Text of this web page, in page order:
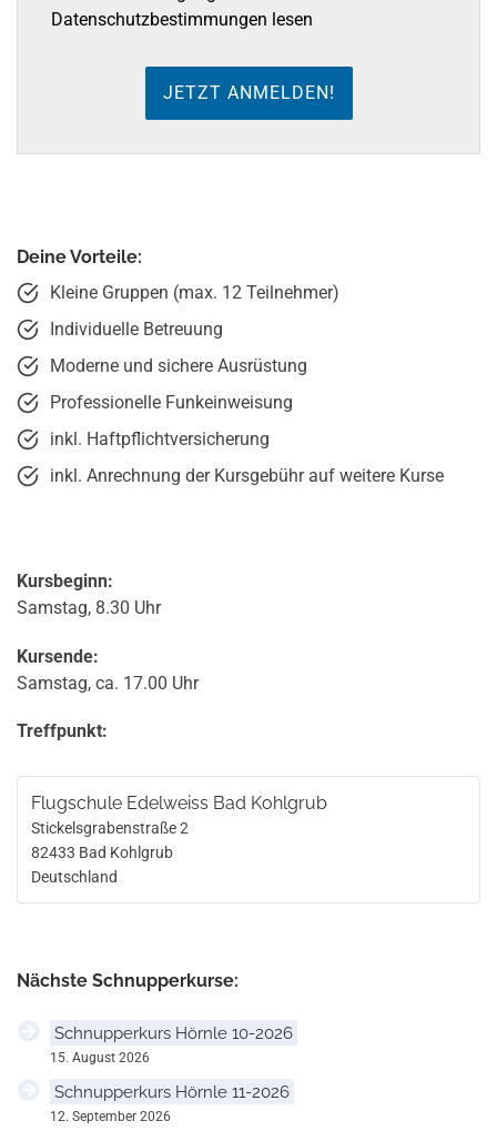
Datenschutzbestimmungen lesen
Deine Vorteile:
Kleine Gruppen (max. 12 Teilnehmer)
Individuelle Betreuung
Moderne und sichere Ausrüstung
Professionelle Funkeinweisung
inkl. Haftpflichtversicherung
inkl. Anrechnung der Kursgebühr auf weitere Kurse
Kursbeginn:
Samstag, 8.30 Uhr
Kursende:
Samstag, ca. 17.00 Uhr
Treffpunkt:
Flugschule Edelweiss Bad Kohlgrub
Stickelsgrabenstraße 2
82433 Bad Kohlgrub
Deutschland
Nächste Schnupperkurse:
Schnupperkurs Hörnle 10-2026
15. August 2026
Schnupperkurs Hörnle 11-2026
12. September 2026